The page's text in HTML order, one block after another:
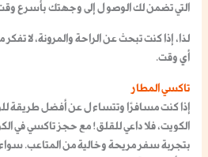
التي تضمن لك الوصول إلى وجهتك بأسرع
لذا، إذا كنت تبحث عن الراحة والمرونة، لا
أي وقت.
تاكسي المطار
إذا كنت مسافرًا وتتساءل عن أفضل طريقة
الكويت، فلا داعي للقلق! مع حجز تاكسي في
بتجربة سفر مريحة وخالية من المتاعب.